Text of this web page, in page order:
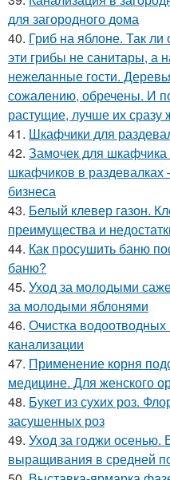
для загородного дома
40. Гриб на яблоне. Так
эти грибы не санитары, а
нежеланные гости.
сожалению, обречены. И
растущие, лучше их сразу
41. Шкафчики для
42. Замочек для шкафчика
шкафчиков в раздевалках
бизнеса
43. Белый клевер газон.
преимущества и
44. Как просушить баню
баню?
45. Уход за молодыми
за молодыми яблонями
46. Очистка
канализации
47. Применение корня
медицине. Для женского
48. Букет из сухих роз.
засушенных роз
49. Уход за годжи осенью.
выращивания в средней